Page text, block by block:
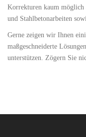
Korrekturen kaum möglich
und Stahlbetonarbeiten
Gerne zeigen wir Ihnen
maßgeschneiderte
unterstützen. Zögern Sie